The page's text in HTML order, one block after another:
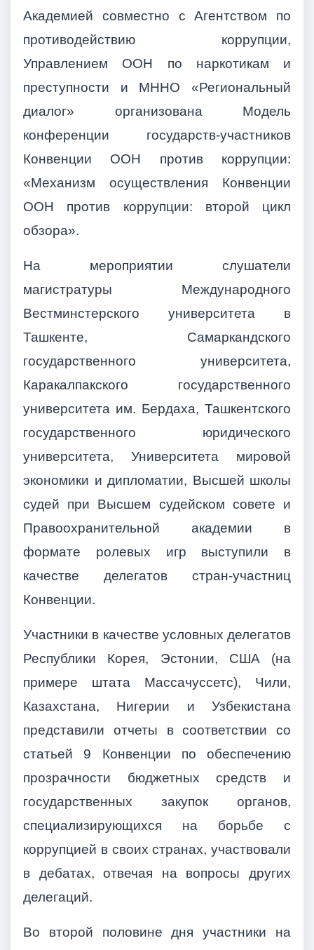
Академией совместно с Агентством по
противодействию коррупции,
Управлением ООН по наркотикам и
преступности и МННО «Региональный
диалог» организована Модель
конференции государств-участников
Конвенции ООН против коррупции:
«Механизм осуществления Конвенции
ООН против коррупции: второй цикл
обзора».
На мероприятии слушатели
магистратуры Международного
Вестминстерского университета в
Ташкенте, Самаркандского
государственного университета,
Каракалпакского государственного
университета им. Бердаха, Ташкентского
государственного юридического
университета, Университета мировой
экономики и дипломатии, Высшей школы
судей при Высшем судейском совете и
Правоохранительной академии в
формате ролевых игр выступили в
качестве делегатов стран-участниц
Конвенции.
Участники в качестве условных делегатов
Республики Корея, Эстонии, США (на
примере штата Массачуссетс), Чили,
Казахстана, Нигерии и Узбекистана
представили отчеты в соответствии со
статьей 9 Конвенции по обеспечению
прозрачности бюджетных средств и
государственных закупок органов,
специализирующихся на борьбе с
коррупцией в своих странах, участвовали
в дебатах, отвечая на вопросы других
делегаций.
Во второй половине дня участники на